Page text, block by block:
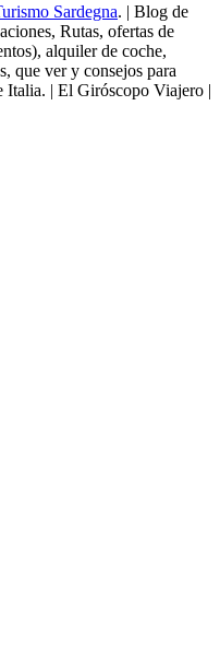
Sardegna. | Blog de
Rutas, ofertas de
alquiler de coche,
que ver y consejos para
Italia. | El Giróscopo Viajero |